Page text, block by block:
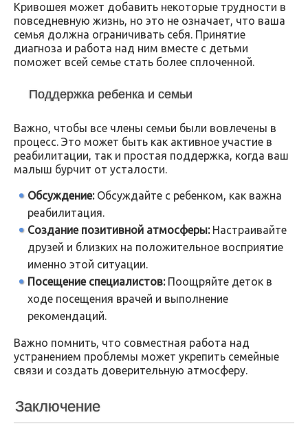
Кривошея может добавить некоторые трудности в
повседневную жизнь, но это не означает, что ваша
семья должна ограничивать себя. Принятие
диагноза и работа над ним вместе с детьми
поможет всей семье стать более сплоченной.
Поддержка ребенка и семьи
Важно, чтобы все члены семьи были вовлечены в
процесс. Это может быть как активное участие в
реабилитации, так и простая поддержка, когда ваш
малыш бурчит от усталости.
Обсуждение:Обсуждайте с ребенком, как важна
реабилитация.
Создание позитивной атмосферы:Настраивайте
друзей и близких на положительное восприятие
именно этой ситуации.
Посещение специалистов:Поощряйте деток в
ходе посещения врачей и выполнение
рекомендаций.
Важно помнить, что совместная работа над
устранением проблемы может укрепить семейные
связи и создать доверительную атмосферу.
Заключение